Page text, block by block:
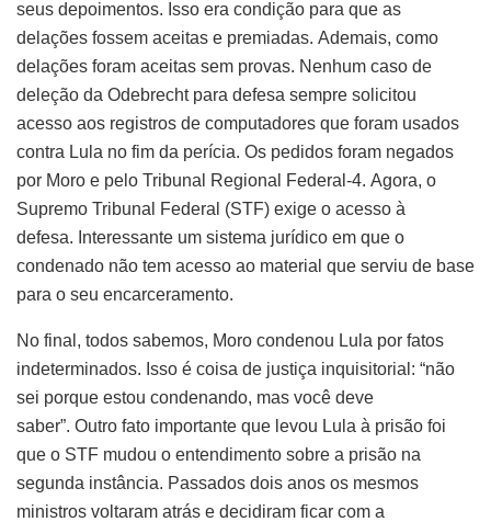
seus depoimentos. Isso era condição para que as
delações fossem aceitas e premiadas. Ademais, como
delações foram aceitas sem provas. Nenhum caso de
deleção da Odebrecht para defesa sempre solicitou
acesso aos registros de computadores que foram usados ​​
contra Lula no fim da perícia. Os pedidos foram negados
por Moro e pelo Tribunal Regional Federal-4. Agora, o
Supremo Tribunal Federal (STF) exige o acesso à
defesa. Interessante um sistema jurídico em que o
condenado não tem acesso ao material que serviu de base
para o seu encarceramento.
No final, todos sabemos, Moro condenou Lula por fatos
indeterminados. Isso é coisa de justiça inquisitorial: “não
sei porque estou condenando, mas você deve
saber”. Outro fato importante que levou Lula à prisão foi
que o STF mudou o entendimento sobre a prisão na
segunda instância. Passados ​​dois anos os mesmos
ministros voltaram atrás e decidiram ficar com a